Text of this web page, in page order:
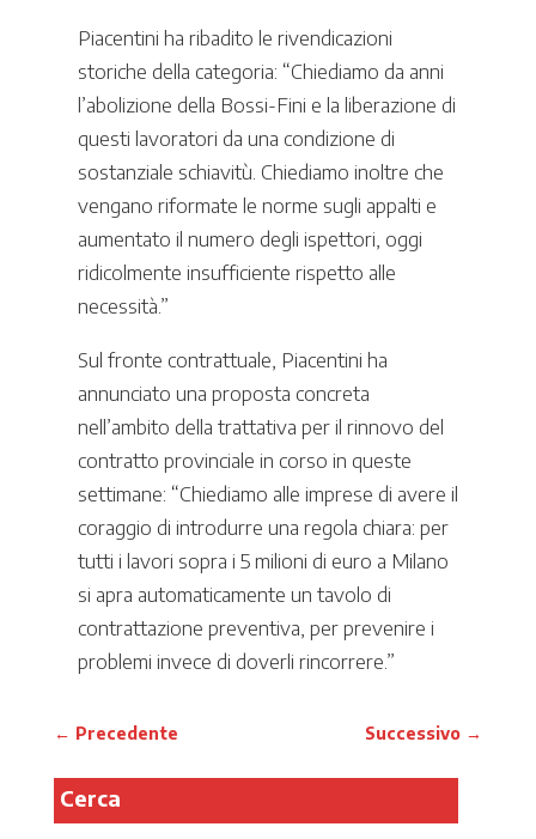
Piacentini ha ribadito le rivendicazioni
storiche della categoria: “Chiediamo da anni
l’abolizione della Bossi-Fini e la liberazione di
questi lavoratori da una condizione di
sostanziale schiavitù. Chiediamo inoltre che
vengano riformate le norme sugli appalti e
aumentato il numero degli ispettori, oggi
ridicolmente insufficiente rispetto alle
necessità.”
Sul fronte contrattuale, Piacentini ha
annunciato una proposta concreta
nell’ambito della trattativa per il rinnovo del
contratto provinciale in corso in queste
settimane: “Chiediamo alle imprese di avere il
coraggio di introdurre una regola chiara: per
tutti i lavori sopra i 5 milioni di euro a Milano
si apra automaticamente un tavolo di
contrattazione preventiva, per prevenire i
problemi invece di doverli rincorrere.”
← Precedente Successivo →
Cerca